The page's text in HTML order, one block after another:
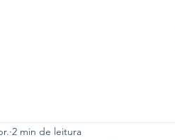
2 min de leitura